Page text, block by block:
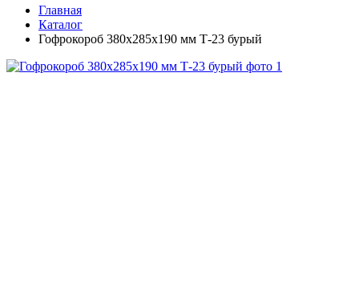
Главная
Каталог
Гофрокороб 380х285х190 мм Т-23 бурый